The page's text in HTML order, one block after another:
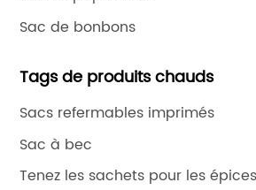
entier.Nous avons également
mondiale pour développer des
flexibles.En tant que leader de
exportateur indépendant
local de l'impression, DQ PACK a
succursales respectivement en
Sac de bonbons
Tags de produits chauds
Sacs refermables imprimés
Sac à bec
Tenez les sachets pour les épices